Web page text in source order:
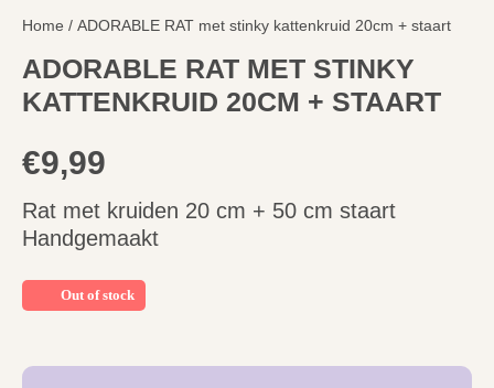
Home / ADORABLE RAT met stinky kattenkruid 20cm + staart
ADORABLE RAT MET STINKY
KATTENKRUID 20CM + STAART
€9,99
Rat met kruiden 20 cm + 50 cm staart
Handgemaakt
Out of stock